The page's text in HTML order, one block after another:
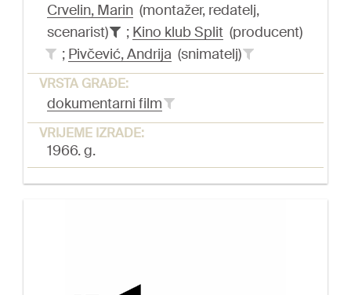
Crvelin, Marin (montažer, redatelj,
scenarist)
; Kino klub Split (producent)
; Pivčević, Andrija (snimatelj)
VRSTA GRAĐE:
dokumentarni film
VRIJEME IZRADE:
1966. g.